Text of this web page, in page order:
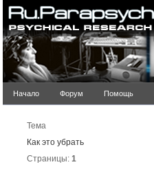
Начало Форум Помощь
Тема
Как это убрать
Страницы: 1